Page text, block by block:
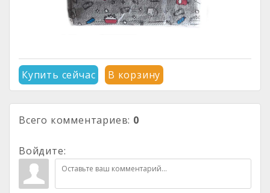
Купить сейчас В корзину
Всего комментариев: 0
Войдите: